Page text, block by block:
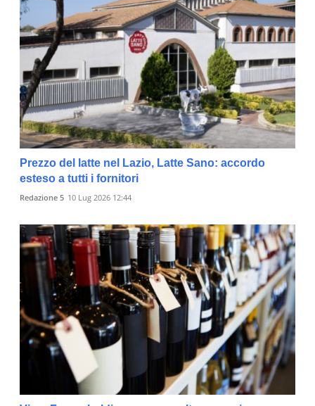
Prezzo del latte nel Lazio, Latte Sano: accordo
esteso a tutti i fornitori
Redazione 5 10 Lug 2026 12:44